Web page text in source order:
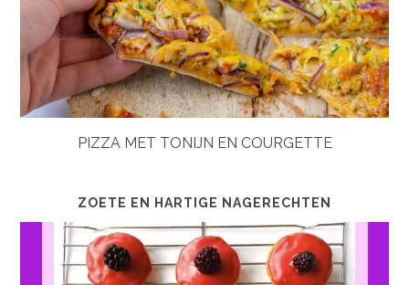
PIZZA MET TONIJN EN COURGETTE
ZOETE EN HARTIGE NAGERECHTEN